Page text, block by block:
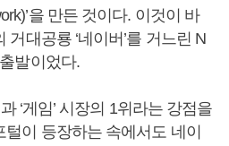
을 만든 것이다. 이것이 바
대공룡 ‘네이버’를 거느린 N
발이었다.
‘게임’ 시장의 1위라는 강점을
이 등장하는 속에서도 네이